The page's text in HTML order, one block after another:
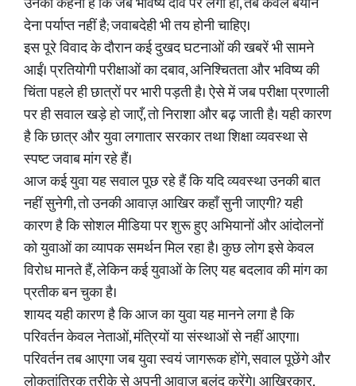
देना पर्याप्त नहीं है; जवाबदेही भी तय होनी चाहिए।
इस पूरे विवाद के दौरान कई दुखद घटनाओं की खबरें भी सामने
आईं। प्रतियोगी परीक्षाओं का दबाव, अनिश्चितता और भविष्य की
चिंता पहले ही छात्रों पर भारी पड़ती है। ऐसे में जब परीक्षा प्रणाली
पर ही सवाल खड़े हो जाएँ, तो निराशा और बढ़ जाती है। यही कारण
है कि छात्र और युवा लगातार सरकार तथा शिक्षा व्यवस्था से
स्पष्ट जवाब मांग रहे हैं।
आज कई युवा यह सवाल पूछ रहे हैं कि यदि व्यवस्था उनकी बात
नहीं सुनेगी, तो उनकी आवाज़ आखिर कहाँ सुनी जाएगी? यही
कारण है कि सोशल मीडिया पर शुरू हुए अभियानों और आंदोलनों
को युवाओं का व्यापक समर्थन मिल रहा है। कुछ लोग इसे केवल
विरोध मानते हैं, लेकिन कई युवाओं के लिए यह बदलाव की मांग का
प्रतीक बन चुका है।
शायद यही कारण है कि आज का युवा यह मानने लगा है कि
परिवर्तन केवल नेताओं, मंत्रियों या संस्थाओं से नहीं आएगा।
परिवर्तन तब आएगा जब युवा स्वयं जागरूक होंगे, सवाल पूछेंगे और